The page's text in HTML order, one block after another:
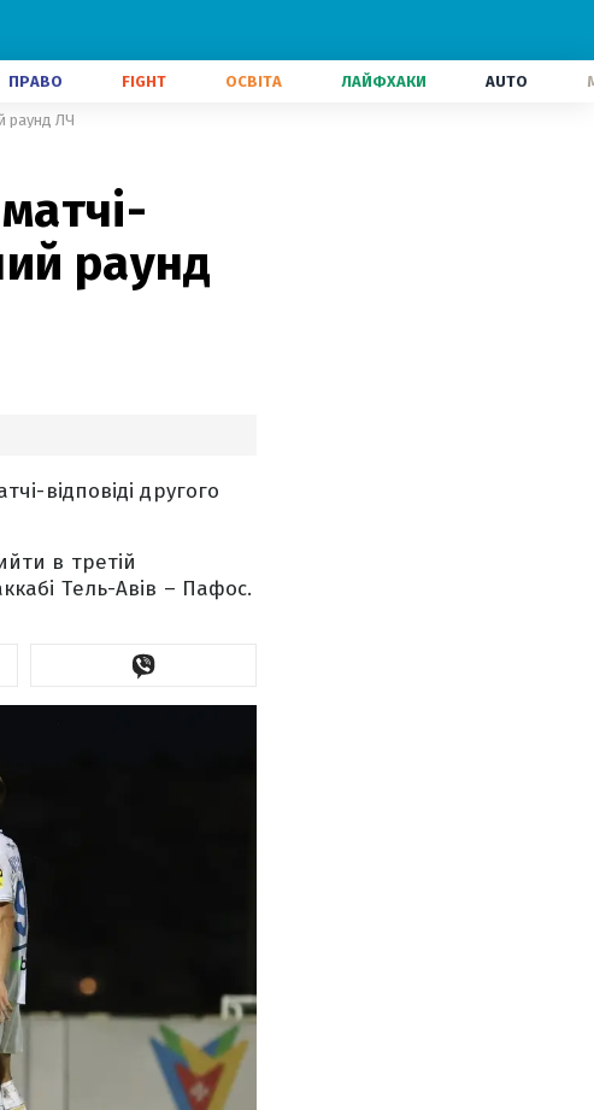
ПРАВО FIGHT ОСВІТА ЛАЙФХАКИ AUTO
раунд ЛЧ
раунд
відповіді другого
в третій
Тель-Авів – Пафос.